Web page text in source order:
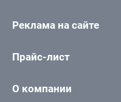
Реклама на сайте
Прайс-лист
О компании